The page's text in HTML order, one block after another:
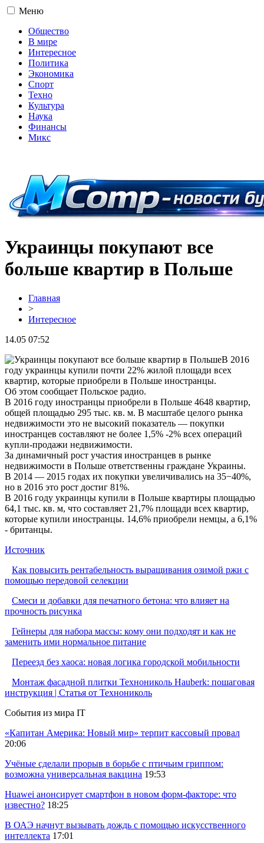
Меню
Общество
В мире
Интересное
Политика
Экономика
Спорт
Техно
Культура
Наука
Финансы
Микс
Украинцы покупают все
больше квартир в Польше
Главная
>
Интересное
14.05 07:52
В 2016
году украинцы купили почти 22% жилой площади всех
квартир, которые приобрели в Польше иностранцы.
Об этом сообщает Польское радио.
В 2016 году иностранцы приобрели в Польше 4648 квартир,
общей площадью 295 тыс. кв. м. В масштабе целого рынка
недвижимости это не высокий показатель — покупки
иностранцев составляют не более 1,5% -2% всех операций
купли-продажи недвижимости.
За динамичный рост участия иностранцев в рынке
недвижимости в Польше ответственны граждане Украины.
В 2014 — 2015 годах их покупки увеличивались на 35−40%,
но в 2016 это рост достиг 81%.
В 2016 году украинцы купили в Польше квартиры площадью
64,1 тыс. кв. м, что составляет 21,7% площади всех квартир,
которые купили иностранцы. 14,6% приобрели немцы, а 6,1%
- британцы.
Источник
Как повысить рентабельность выращивания озимой ржи с
помощью передовой селекции
Смеси и добавки для печатного бетона: что влияет на
прочность рисунка
Гейнеры для набора массы: кому они подходят и как не
заменить ими нормальное питание
Переезд без хаоса: новая логика городской мобильности
Монтаж фасадной плитки Технониколь Hauberk: пошаговая
инструкция | Статья от Технониколь
События из мира IT
«Капитан Америка: Новый мир» терпит кассовый провал
20:06
Учёные сделали прорыв в борьбе с птичьим гриппом:
возможна универсальная вакцина 19:53
Huawei анонсирует смартфон в новом форм-факторе: что
известно? 18:25
В ОАЭ начнут вызывать дождь с помощью искусственного
интеллекта 17:01